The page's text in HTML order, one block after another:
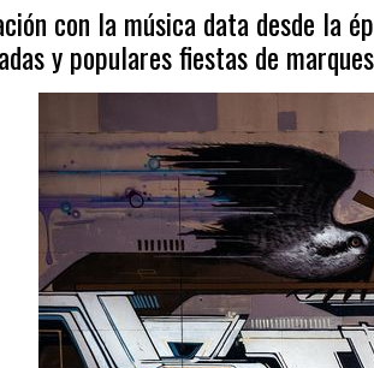
con la música data desde la
y populares fiestas de